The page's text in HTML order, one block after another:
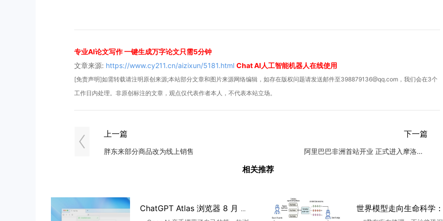
专业AI论文写作 一键生成万字论文只需5分钟
文章来源: https://www.cy211.cn/aizixun/5181.html Chat AI人工智能机器人在线使用
[免责声明]如需转载请注明原创来源;本站部分文章和图片来源网络编辑，如存在版权问题请发送邮件至398879136@qq.com，我们会在3个
工作日内处理。非原创标注的文章，观点仅代表作者本人，不代表本站立场。
上一篇
胖东来部分商品改为线上销售
下一篇
阿里巴巴非洲首站开业 正式进入摩洛哥市场
相关推荐
ChatGPT Atlas 浏览器 8 月 9 日停止服务，用户需10天内导出书签